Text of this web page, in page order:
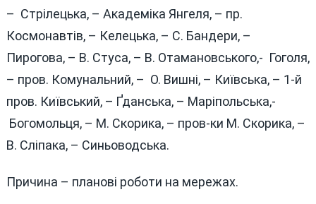
– Стрілецька, – Академіка Янгеля, – пр.
Космонавтів, – Келецька, – С. Бандери, –
Пирогова, – В. Стуса, – В. Отамановського,- Гоголя,
– пров. Комунальний, – О. Вишні, – Київська, – 1-й
пров. Київський, – Ґданська, – Маріпольська,-
Богомольця, – М. Скорика, – пров-ки М. Скорика, –
В. Сліпака, – Синьоводська.
Причина – планові роботи на мережах.